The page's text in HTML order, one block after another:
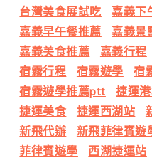
台灣美食展試吃
嘉義下
嘉義早午餐推薦
嘉義景
嘉義美食推薦
嘉義行程
宿霧行程
宿霧遊學
宿
宿霧遊學推薦ptt
捷運
捷運美食
捷運西湖站
新飛代辦
新飛菲律賓遊
菲律賓遊學
西湖捷運站